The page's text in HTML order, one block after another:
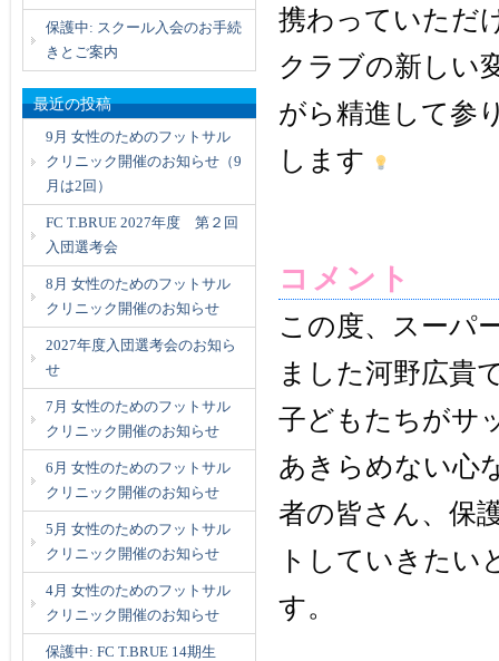
携わっていただ
クラブの新しい
がら精進して参
します
コメント
この度、スーパ
ました河野広貴
子どもたちがサ
あきらめない心
者の皆さん、保
トしていきたい
す。
保護中: スクール入会のお手続
きとご案内
最近の投稿
9月 女性のためのフットサル
クリニック開催のお知らせ（9
月は2回）
FC T.BRUE 2027年度 第２回
入団選考会
8月 女性のためのフットサル
クリニック開催のお知らせ
2027年度入団選考会のお知ら
せ
7月 女性のためのフットサル
クリニック開催のお知らせ
6月 女性のためのフットサル
クリニック開催のお知らせ
5月 女性のためのフットサル
クリニック開催のお知らせ
4月 女性のためのフットサル
クリニック開催のお知らせ
保護中: FC T.BRUE 14期生